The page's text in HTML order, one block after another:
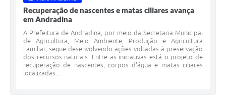
Recuperação de nascentes e matas ciliares avança
em Andradina
A Prefeitura de Andradina, por meio da Secretaria Municipal
de Agricultura, Meio Ambiente, Produção e Agricultura
Familiar, segue desenvolvendo ações voltadas à preservação
dos recursos naturais. Entre as iniciativas está o projeto de
recuperação de nascentes, corpos d'água e matas ciliares
localizadas...